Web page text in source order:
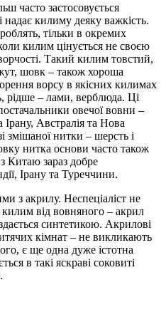
часто застосовується
килиму деяку важкість.
тільки в окремих
килим цінується не своєю
Такий килим товстий,
шовк – також хороша
ворсу в якісних килимах
рідше – лами, верблюда. Ці
овечої вовни –
Ірану, Австралія та Нова
змішаної нитки – шерсть і
нитка основи часто також
Китаю зараз добре
Ірану та Туреччини.
з акрилу. Неспеціаліст не
килим від вовняного – акрил
синтетикою. Акрилові
кімнат – не викликають
є ще одна дуже істотна
в такі яскраві соковиті